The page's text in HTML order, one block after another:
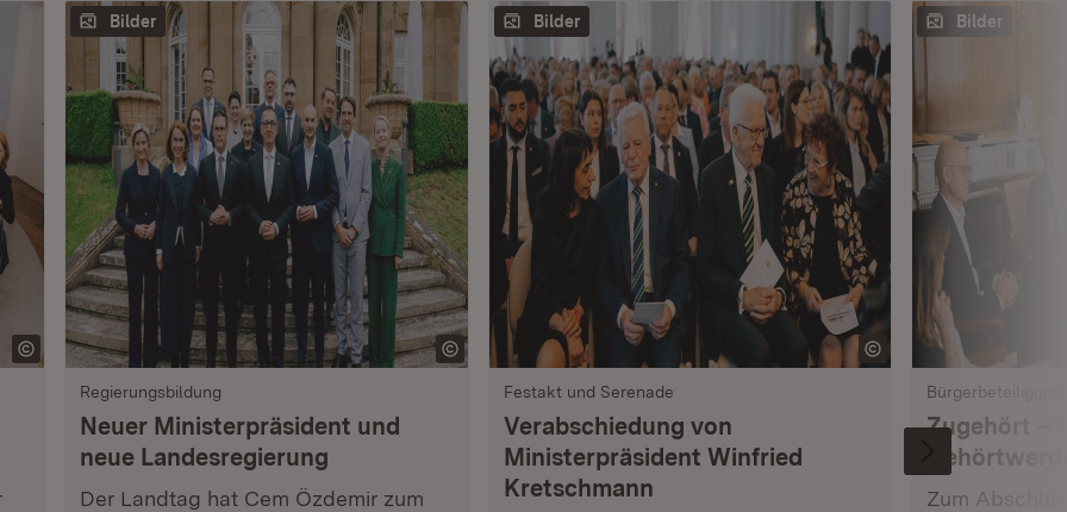
Bilder
Regierungsbildung
Neuer Ministerpräsident und
neue Landesregierung
Der Landtag hat Cem Özdemir zum
Bilder
Festakt und Serenade
Verabschiedung von
Ministerpräsident Winfried
Kretschmann
Bilder
Bürgerbeteiligung
Zugehört –
Zum